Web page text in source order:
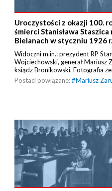
Uroczystości z okazji 100.
śmierci Stanisława Staszica
Bielanach w styczniu 1926 r.
Widoczni m.in.: prezydent RP
Wojciechowski, generał Mariusz
ksiądz Bronikowski. Fotografia
Postaci powiązane:#Mariusz